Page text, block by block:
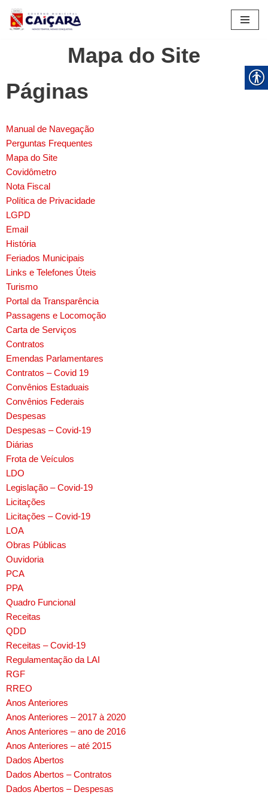
Pular
Mapa do Site
Páginas
Manual de Navegação
Perguntas Frequentes
Mapa do Site
Covidômetro
Nota Fiscal
Política de Privacidade
LGPD
Email
História
Feriados Municipais
Links e Telefones Úteis
Turismo
Portal da Transparência
Passagens e Locomoção
Carta de Serviços
Contratos
Emendas Parlamentares
Contratos – Covid 19
Convênios Estaduais
Convênios Federais
Despesas
Despesas – Covid-19
Diárias
Frota de Veículos
LDO
Legislação – Covid-19
Licitações
Licitações – Covid-19
LOA
Obras Públicas
Ouvidoria
PCA
PPA
Quadro Funcional
Receitas
QDD
Receitas – Covid-19
Regulamentação da LAI
RGF
RREO
Anos Anteriores
Anos Anteriores – 2017 à 2020
Anos Anteriores – ano de 2016
Anos Anteriores – até 2015
Dados Abertos
Dados Abertos – Contratos
Dados Abertos – Despesas